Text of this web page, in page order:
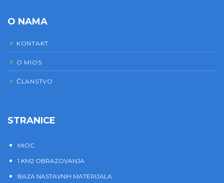
O NAMA
KONTAKT
O MIOS
ČLANSTVO
STRANICE
MIOC
1 KM2 OBRAZOVANJA
BAZA NASTAVNIH MATERIJALA